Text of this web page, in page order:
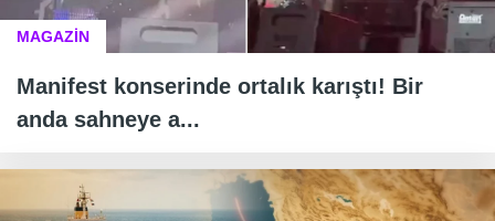
MAGAZİN
Manifest konserinde ortalık karıştı! Bir
anda sahneye a...